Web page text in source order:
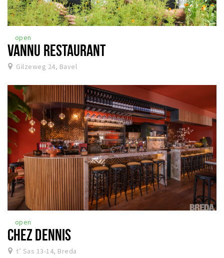
open
VANNU RESTAURANT
Gilzeweg 24, Bavel
open
CHEZ DENNIS
t’ Sas 13-14, Breda